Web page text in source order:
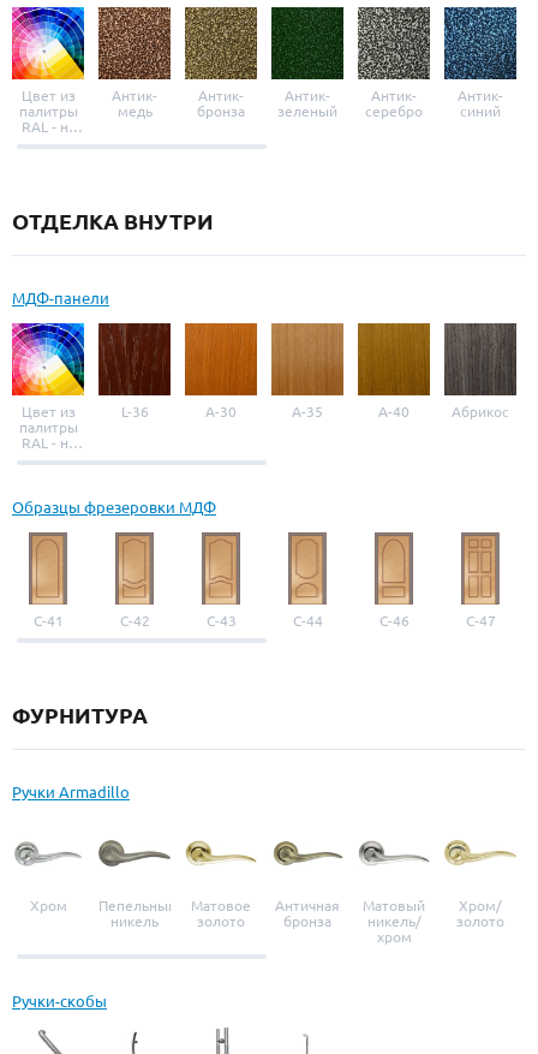
Цвет из
палитры
RAL - на
выбор
Антик-
медь
Антик-
бронза
Антик-
зеленый
Антик-
серебро
Антик-
синий
ОТДЕЛКА ВНУТРИ
МДФ-панели
Цвет из
палитры
RAL - на
выбор
L-36 A-30 A-35 A-40 Абрикос
Образцы фрезеровки МДФ
С-41 С-42 С-43 С-44 С-46 С-47
ФУРНИТУРА
Ручки Armadillo
Хром
Пепельный
никель
Матовое
золото
Античная
бронза
Матовый
никель/
хром
Хром/
золото
Ручки-скобы